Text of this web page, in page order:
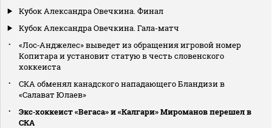
Кубок Александра Овечкина. Финал
Кубок Александра Овечкина. Гала-матч
«Лос‑Анджелес» выведет из обращения игровой номер
Копитара и установит статую в честь словенского
хоккеиста
СКА обменял канадского нападающего Бландизи в
«Салават Юлаев»
Экс‑хоккеист «Вегаса» и «Калгари» Мироманов перешел в
СКА